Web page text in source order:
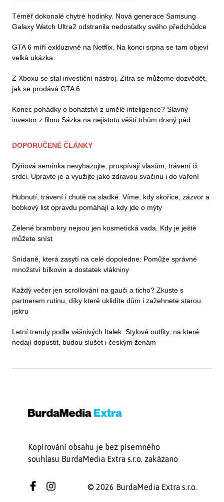
Téměř dokonalé chytré hodinky. Nová generace Samsung
Galaxy Watch Ultra2 odstranila nedostatky svého předchůdce
GTA 6 míří exkluzivně na Netflix. Na konci srpna se tam objeví
velká ukázka
Z Xboxu se stal investiční nástroj. Zítra se můžeme dozvědět,
jak se prodává GTA 6
Konec pohádky o bohatství z umělé inteligence? Slavný
investor z filmu Sázka na nejistotu věští trhům drsný pád
DOPORUČENÉ ČLÁNKY
Dýňová semínka nevyhazujte, prospívají vlasům, trávení či
srdci. Upravte je a využijte jako zdravou svačinu i do vaření
Hubnutí, trávení i chutě na sladké. Víme, kdy skořice, zázvor a
bobkový list opravdu pomáhají a kdy jde o mýty
Zelené brambory nejsou jen kosmetická vada. Kdy je ještě
můžete sníst
Snídaně, která zasytí na celé dopoledne: Pomůže správné
množství bílkovin a dostatek vlákniny
Každý večer jen scrollování na gauči a ticho? Zkuste s
partnerem rutinu, díky které uklidíte dům i zažehnete starou
jiskru
Letní trendy podle vášnivých Italek. Stylové outfity, na které
nedají dopustit, budou slušet i českým ženám
Kopírování obsahu je bez písemného
souhlasu BurdaMedia Extra s.r.o. zakázano
© 2026 BurdaMedia Extra s.r.o.